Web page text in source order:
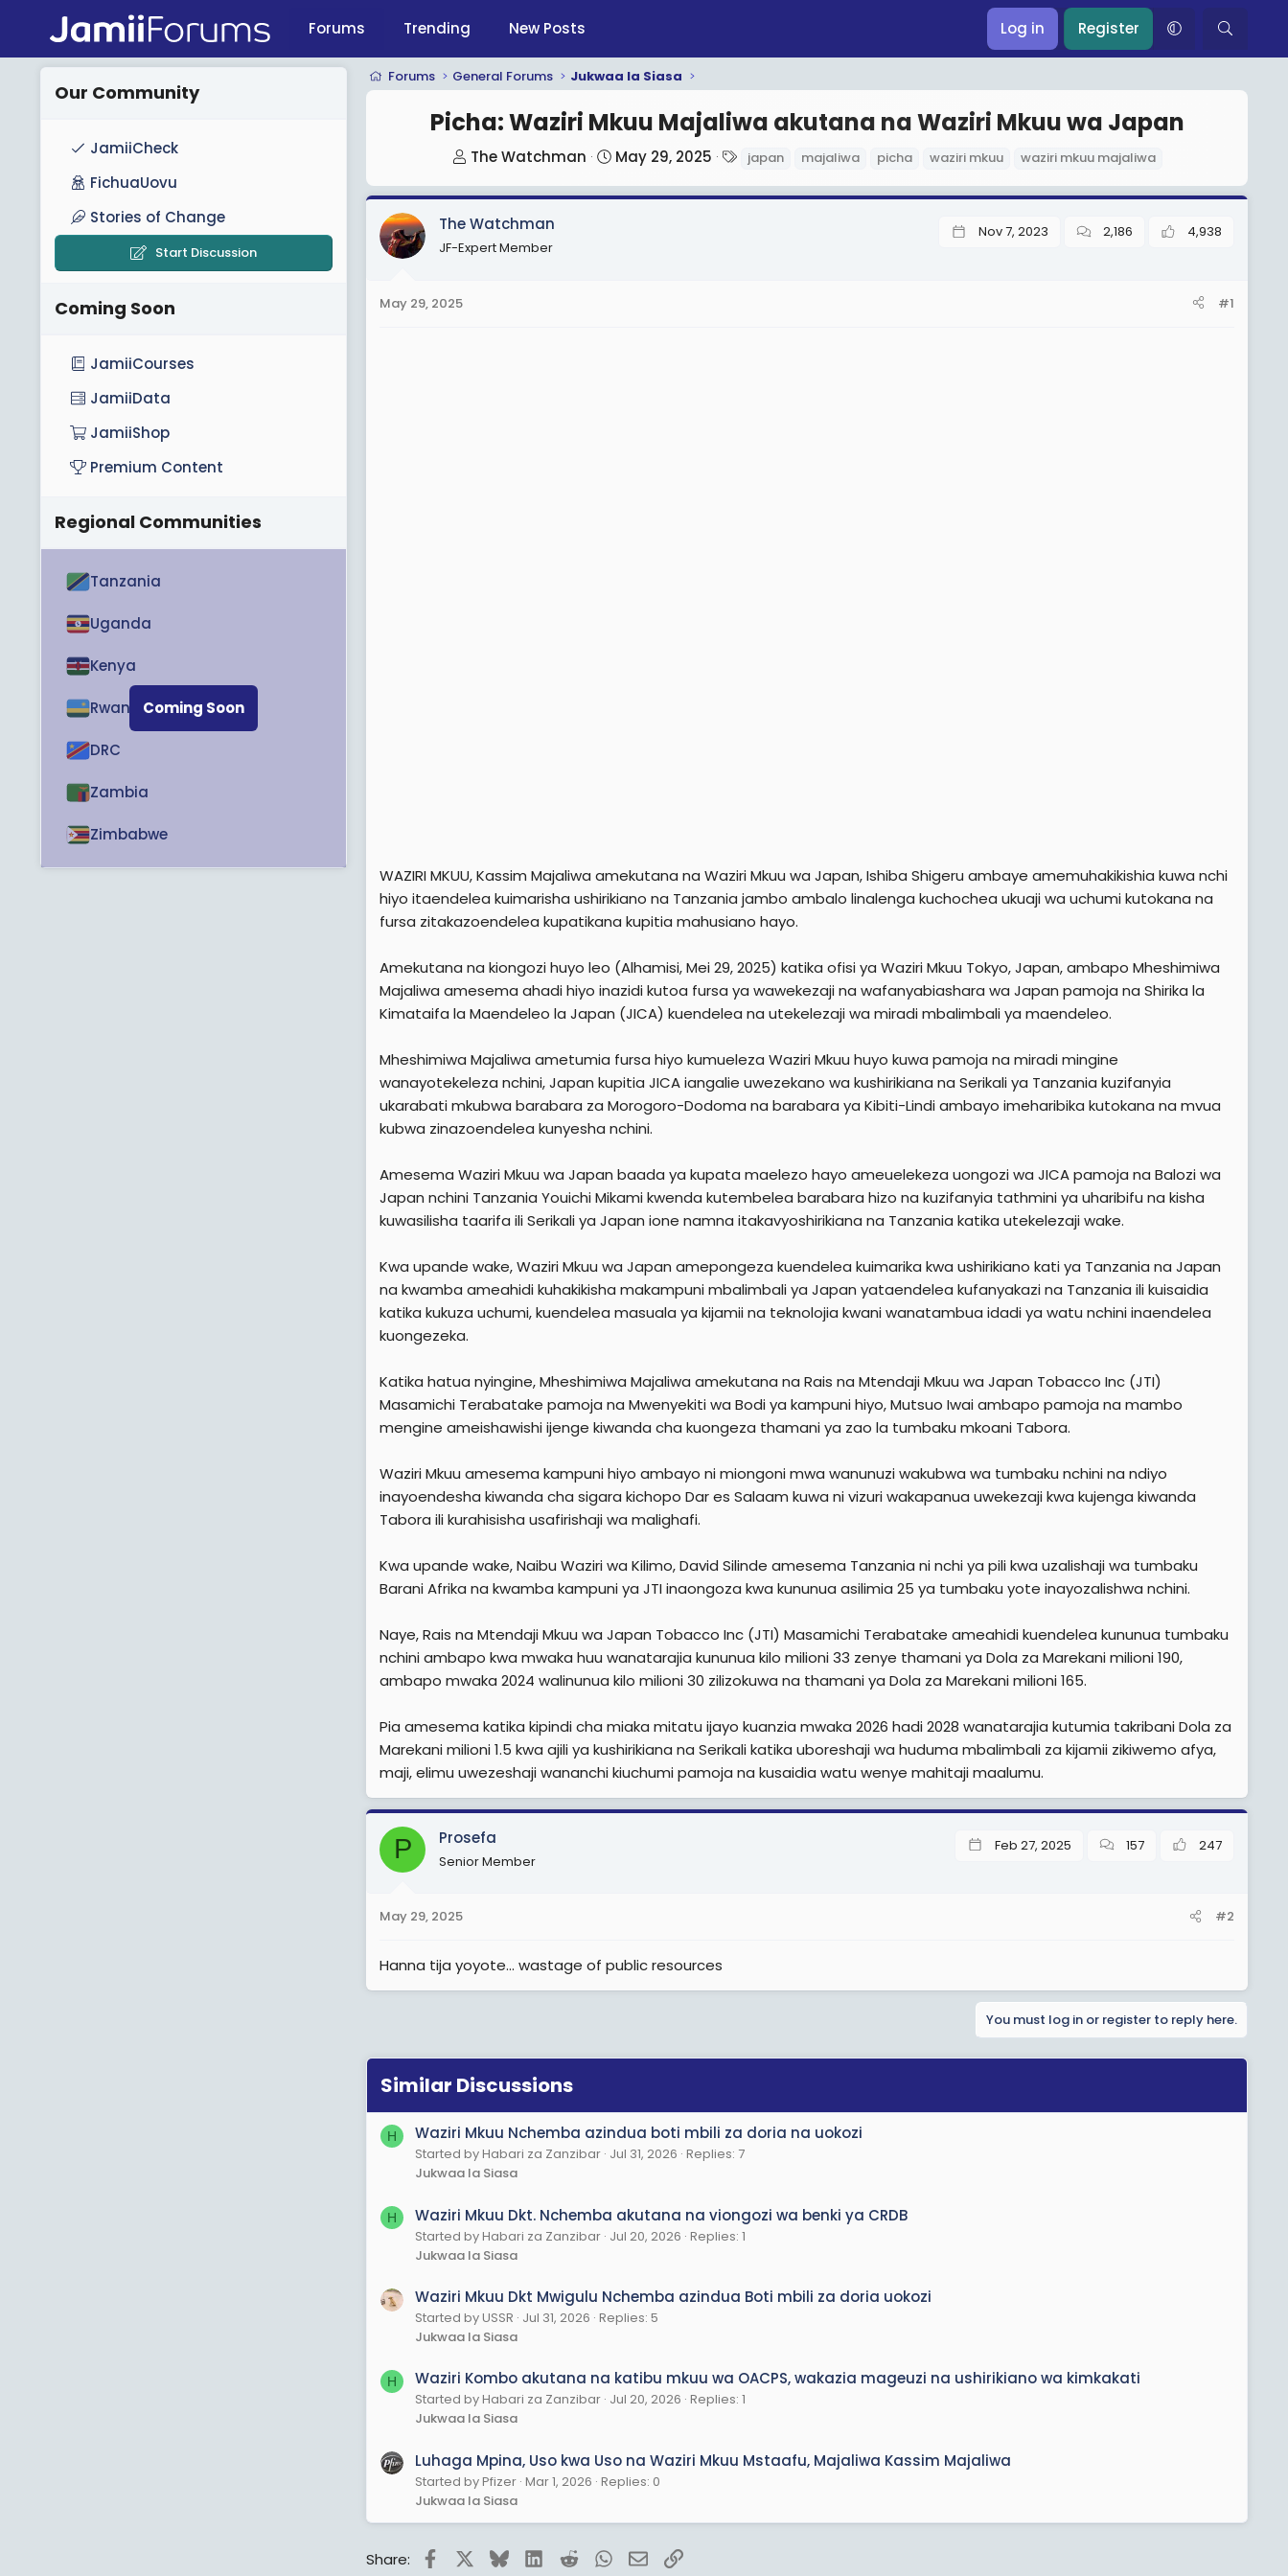
Forums Trending New Posts Log in Register
Forums General Forums Jukwaa la Siasa
Picha: Waziri Mkuu Majaliwa akutana na Waziri Mkuu wa Japan
T
r
e
a
The Watchman
S
a
May 29, 2025
g
japan majaliwa picha waziri mkuu waziri mkuu majaliwa
The Watchman
JF-Expert Member
Nov 7, 2023 2,186 4,938
May 29, 2025 #1
WAZIRI MKUU, Kassim Majaliwa amekutana na Waziri Mkuu wa Japan, Ishiba Shigeru ambaye amemuhakikishia kuwa nchi
hiyo itaendelea kuimarisha ushirikiano na Tanzania jambo ambalo linalenga kuchochea ukuaji wa uchumi kutokana na
fursa zitakazoendelea kupatikana kupitia mahusiano hayo.
Amekutana na kiongozi huyo leo (Alhamisi, Mei 29, 2025) katika ofisi ya Waziri Mkuu Tokyo, Japan, ambapo Mheshimiwa
Majaliwa amesema ahadi hiyo inazidi kutoa fursa ya wawekezaji na wafanyabiashara wa Japan pamoja na Shirika la
Kimataifa la Maendeleo la Japan (JICA) kuendelea na utekelezaji wa miradi mbalimbali ya maendeleo.
Mheshimiwa Majaliwa ametumia fursa hiyo kumueleza Waziri Mkuu huyo kuwa pamoja na miradi mingine
wanayotekeleza nchini, Japan kupitia JICA iangalie uwezekano wa kushirikiana na Serikali ya Tanzania kuzifanyia
ukarabati mkubwa barabara za Morogoro-Dodoma na barabara ya Kibiti-Lindi ambayo imeharibika kutokana na mvua
kubwa zinazoendelea kunyesha nchini.
Amesema Waziri Mkuu wa Japan baada ya kupata maelezo hayo ameuelekeza uongozi wa JICA pamoja na Balozi wa
Japan nchini Tanzania Youichi Mikami kwenda kutembelea barabara hizo na kuzifanyia tathmini ya uharibifu na kisha
kuwasilisha taarifa ili Serikali ya Japan ione namna itakavyoshirikiana na Tanzania katika utekelezaji wake.
Kwa upande wake, Waziri Mkuu wa Japan amepongeza kuendelea kuimarika kwa ushirikiano kati ya Tanzania na Japan
na kwamba ameahidi kuhakikisha makampuni mbalimbali ya Japan yataendelea kufanyakazi na Tanzania ili kuisaidia
katika kukuza uchumi, kuendelea masuala ya kijamii na teknolojia kwani wanatambua idadi ya watu nchini inaendelea
kuongezeka.
Katika hatua nyingine, Mheshimiwa Majaliwa amekutana na Rais na Mtendaji Mkuu wa Japan Tobacco Inc (JTI)
Masamichi Terabatake pamoja na Mwenyekiti wa Bodi ya kampuni hiyo, Mutsuo Iwai ambapo pamoja na mambo
mengine ameishawishi ijenge kiwanda cha kuongeza thamani ya zao la tumbaku mkoani Tabora.
Waziri Mkuu amesema kampuni hiyo ambayo ni miongoni mwa wanunuzi wakubwa wa tumbaku nchini na ndiyo
inayoendesha kiwanda cha sigara kichopo Dar es Salaam kuwa ni vizuri wakapanua uwekezaji kwa kujenga kiwanda
Tabora ili kurahisisha usafirishaji wa malighafi.
Kwa upande wake, Naibu Waziri wa Kilimo, David Silinde amesema Tanzania ni nchi ya pili kwa uzalishaji wa tumbaku
Barani Afrika na kwamba kampuni ya JTI inaongoza kwa kununua asilimia 25 ya tumbaku yote inayozalishwa nchini.
Naye, Rais na Mtendaji Mkuu wa Japan Tobacco Inc (JTI) Masamichi Terabatake ameahidi kuendelea kununua tumbaku
nchini ambapo kwa mwaka huu wanatarajia kununua kilo milioni 33 zenye thamani ya Dola za Marekani milioni 190,
ambapo mwaka 2024 walinunua kilo milioni 30 zilizokuwa na thamani ya Dola za Marekani milioni 165.
Pia amesema katika kipindi cha miaka mitatu ijayo kuanzia mwaka 2026 hadi 2028 wanatarajia kutumia takribani Dola za
Marekani milioni 1.5 kwa ajili ya kushirikiana na Serikali katika uboreshaji wa huduma mbalimbali za kijamii zikiwemo afya,
maji, elimu uwezeshaji wananchi kiuchumi pamoja na kusaidia watu wenye mahitaji maalumu.
P Prosefa
Senior Member
Feb 27, 2025 157 247
May 29, 2025 #2
Hanna tija yoyote... wastage of public resources
You must log in or register to reply here.
Similar Discussions
H Waziri Mkuu Nchemba azindua boti mbili za doria na uokozi
Started by Habari za Zanzibar Jul 31, 2026 Replies: 7
Jukwaa la Siasa
H Waziri Mkuu Dkt. Nchemba akutana na viongozi wa benki ya CRDB
Started by Habari za Zanzibar Jul 20, 2026 Replies: 1
Jukwaa la Siasa
Waziri Mkuu Dkt Mwigulu Nchemba azindua Boti mbili za doria uokozi
Started by USSR Jul 31, 2026 Replies: 5
Jukwaa la Siasa
H Waziri Kombo akutana na katibu mkuu wa OACPS, wakazia mageuzi na ushirikiano wa kimkakati
Started by Habari za Zanzibar Jul 20, 2026 Replies: 1
Jukwaa la Siasa
Luhaga Mpina, Uso kwa Uso na Waziri Mkuu Mstaafu, Majaliwa Kassim Majaliwa
Started by Pfizer Mar 1, 2026 Replies: 0
Jukwaa la Siasa
Share: FacebookBlueskyLinkedInRedditWhatsApp
EmailLink
Our Community
JamiiCheck
FichuaUovu
Stories of Change
Start Discussion
Coming Soon
JamiiCourses
JamiiData
JamiiShop
Premium Content
Regional Communities
Coming Soon
Tanzania
Uganda
Kenya
Rwanda
DRC
Zambia
Zimbabwe